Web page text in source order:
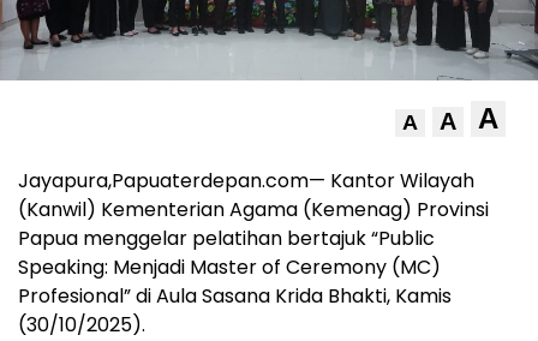
A A A
Jayapura,Papuaterdepan.com— Kantor Wilayah
(Kanwil) Kementerian Agama (Kemenag) Provinsi
Papua menggelar pelatihan bertajuk “Public
Speaking: Menjadi Master of Ceremony (MC)
Profesional” di Aula Sasana Krida Bhakti, Kamis
(30/10/2025).